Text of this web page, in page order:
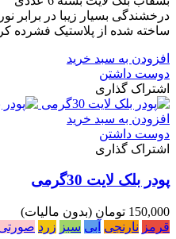
درخشندگی بسیار زیبا در برابر
ساخته شده از پلاستیک فشرده
افزودن به سبد خرید
دوست داشتن
اشتراک گذاری
افزودن به سبد خرید
دوست داشتن
اشتراک گذاری
پودر بلک لایت 30گرمی
150,000 تومان
(بدون مالیات)
قرمز نارنجی آبی سبز زرد